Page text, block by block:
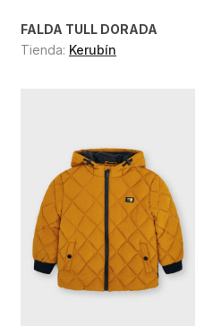
FALDA TULL DORADA
Tienda: Kerubín